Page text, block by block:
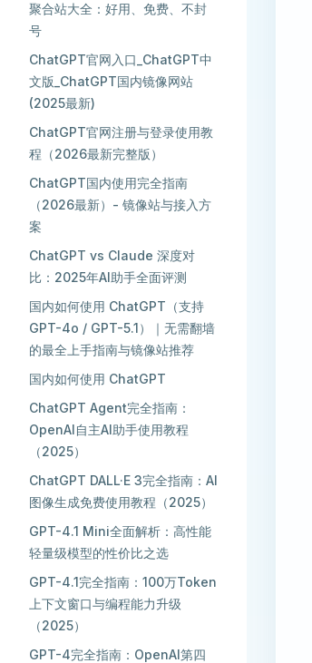
聚合站大全：好用、免费、不封
号
ChatGPT官网入口_ChatGPT中
文版_ChatGPT国内镜像网站
(2025最新)
ChatGPT官网注册与登录使用教
程（2026最新完整版）
ChatGPT国内使用完全指南
（2026最新）- 镜像站与接入方
案
ChatGPT vs Claude 深度对
比：2025年AI助手全面评测
国内如何使用 ChatGPT（支持
GPT-4o / GPT-5.1）｜无需翻墙
的最全上手指南与镜像站推荐
国内如何使用 ChatGPT
ChatGPT Agent完全指南：
OpenAI自主AI助手使用教程
（2025）
ChatGPT DALL·E 3完全指南：AI
图像生成免费使用教程（2025）
GPT-4.1 Mini全面解析：高性能
轻量级模型的性价比之选
GPT-4.1完全指南：100万Token
上下文窗口与编程能力升级
（2025）
GPT-4完全指南：OpenAI第四